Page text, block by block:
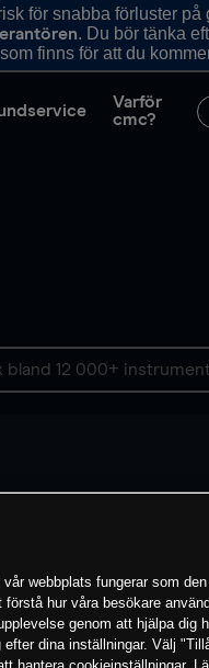
för snabba förluster på
. Du bör tänka
finns för att du
Varför
cmc?
webbplats fungerar som
hur våra besökare
genom att hjälpa dig
dina inställningar. Välj